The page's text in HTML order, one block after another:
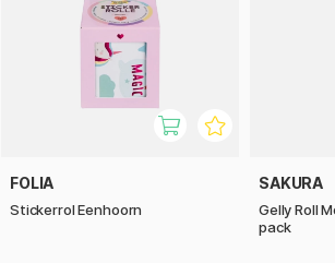
FOLIA
Stickerrol Eenhoorn
SAKURA
Gelly Roll
pack